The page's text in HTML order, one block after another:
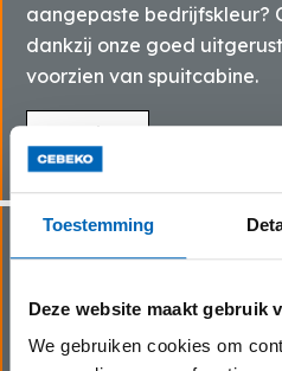
Toestemming
Deze website maakt gebruik
We gebruiken cookies om
aangepaste bedrijfskleur?
dankzij onze goed
voorzien van spuitcabine.
jouw aangekochte
uitrusten. Naast het